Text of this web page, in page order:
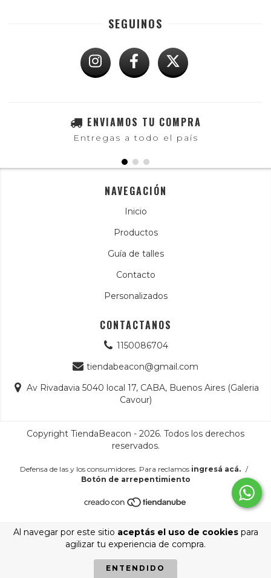
Al navegar por este sitio aceptás el uso de cookiespara
agilizar tu experiencia de compra.
ENTENDIDO
SEGUINOS
ENVIAMOS TU COMPRA
Entregas a todo el país
NAVEGACIÓN
Inicio
Productos
Guía de talles
Contacto
Personalizados
CONTACTANOS
1150086704
tiendabeacon@gmail.com
Av Rivadavia 5040 local 17, CABA, Buenos Aires (Galeria
Cavour)
Copyright TiendaBeacon - 2026. Todos los derechos
reservados.
Defensa de las y los consumidores. Para reclamos ingresá acá. /
Botón de arrepentimiento